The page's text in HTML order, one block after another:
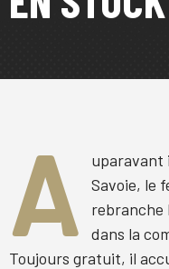
A
uparavant
Savoie, le
rebranche
dans la
Toujours gratuit, il